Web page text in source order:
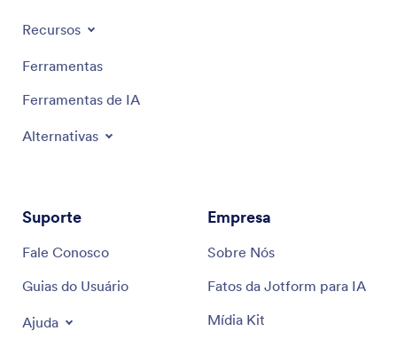
Recursos
Ferramentas
Ferramentas de IA
Alternativas
Suporte
Fale Conosco
Guias do Usuário
Ajuda
Empresa
Sobre Nós
Fatos da Jotform para IA
Mídia Kit